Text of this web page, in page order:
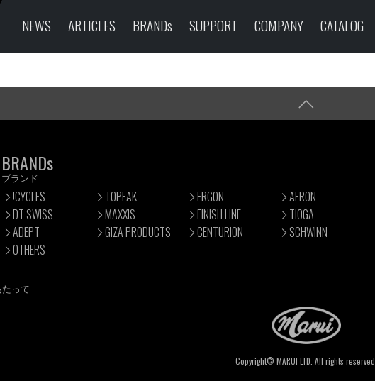
NEWS ARTICLES BRANDs SUPPORT COMPANY CATALOG
BRANDs
ブランド
!CYCLES TOPEAK ERGON
AERON
DT SWISS
MAXXIS FINISH LINE
TIOGA
ADEPT
GIZA PRODUCTS CENTURION
SCHWINN
OTHERS
たって
Copyright© MARUI LTD. All rights reserved.